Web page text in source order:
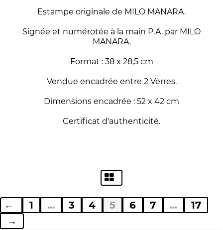
Estampe originale de MILO MANARA.
Signée et numérotée à la main P.A. par MILO
MANARA.
Format : 38 x 28,5 cm
Vendue encadrée entre 2 Verres.
Dimensions encadrée : 52 x 42 cm
Certificat d'authenticité.
← 1 ... 3 4 5 6 7 ...
17
→